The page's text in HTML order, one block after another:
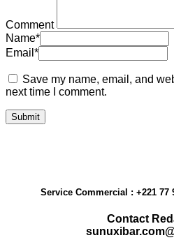
Comment
Name*
Email *
Save my name, email, and
next time I comment.
Service Commercial : +221 77
Contact